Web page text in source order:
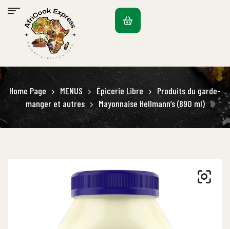
Home Page MENUS Épicerie Libre
Produits du garde-
manger et autres
Mayonnaise Hellmann’s (890 ml)